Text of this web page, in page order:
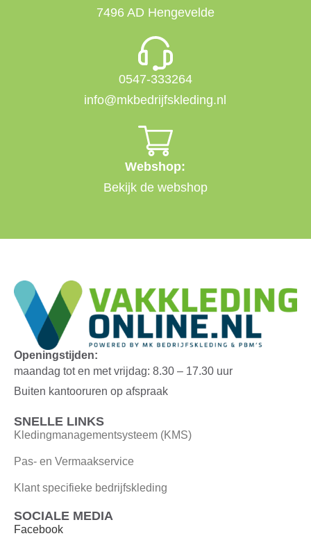
7496 AD Hengevelde
0547-333264
info@mkbedrijfskleding.nl
Webshop:
Bekijk de webshop
Openingstijden:
maandag tot en met vrijdag: 8.30 – 17.30 uur
Buiten kantooruren op afspraak
SNELLE LINKS
Kledingmanagementsysteem (KMS)
Pas- en Vermaakservice
Klant specifieke bedrijfskleding
SOCIALE MEDIA
Facebook